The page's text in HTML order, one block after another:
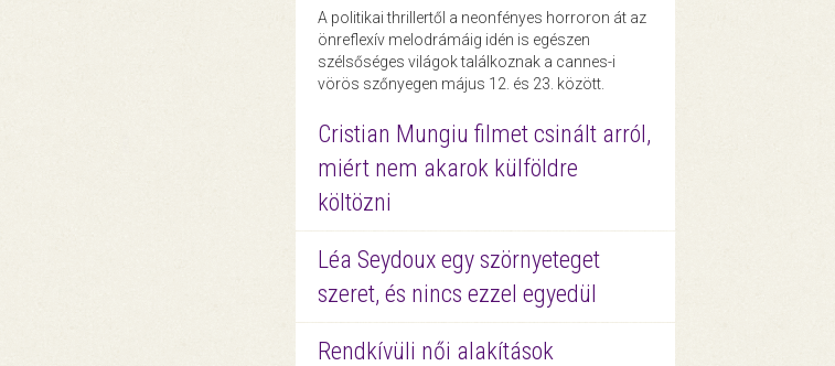
A politikai thrillertől a neonfényes horroron át az
önreflexív melodrámáig idén is egészen
szélsőséges világok találkoznak a cannes-i
vörös szőnyegen május 12. és 23. között.
Cristian Mungiu filmet csinált arról,
miért nem akarok külföldre
költözni
Léa Seydoux egy szörnyeteget
szeret, és nincs ezzel egyedül
Rendkívüli női alakítások